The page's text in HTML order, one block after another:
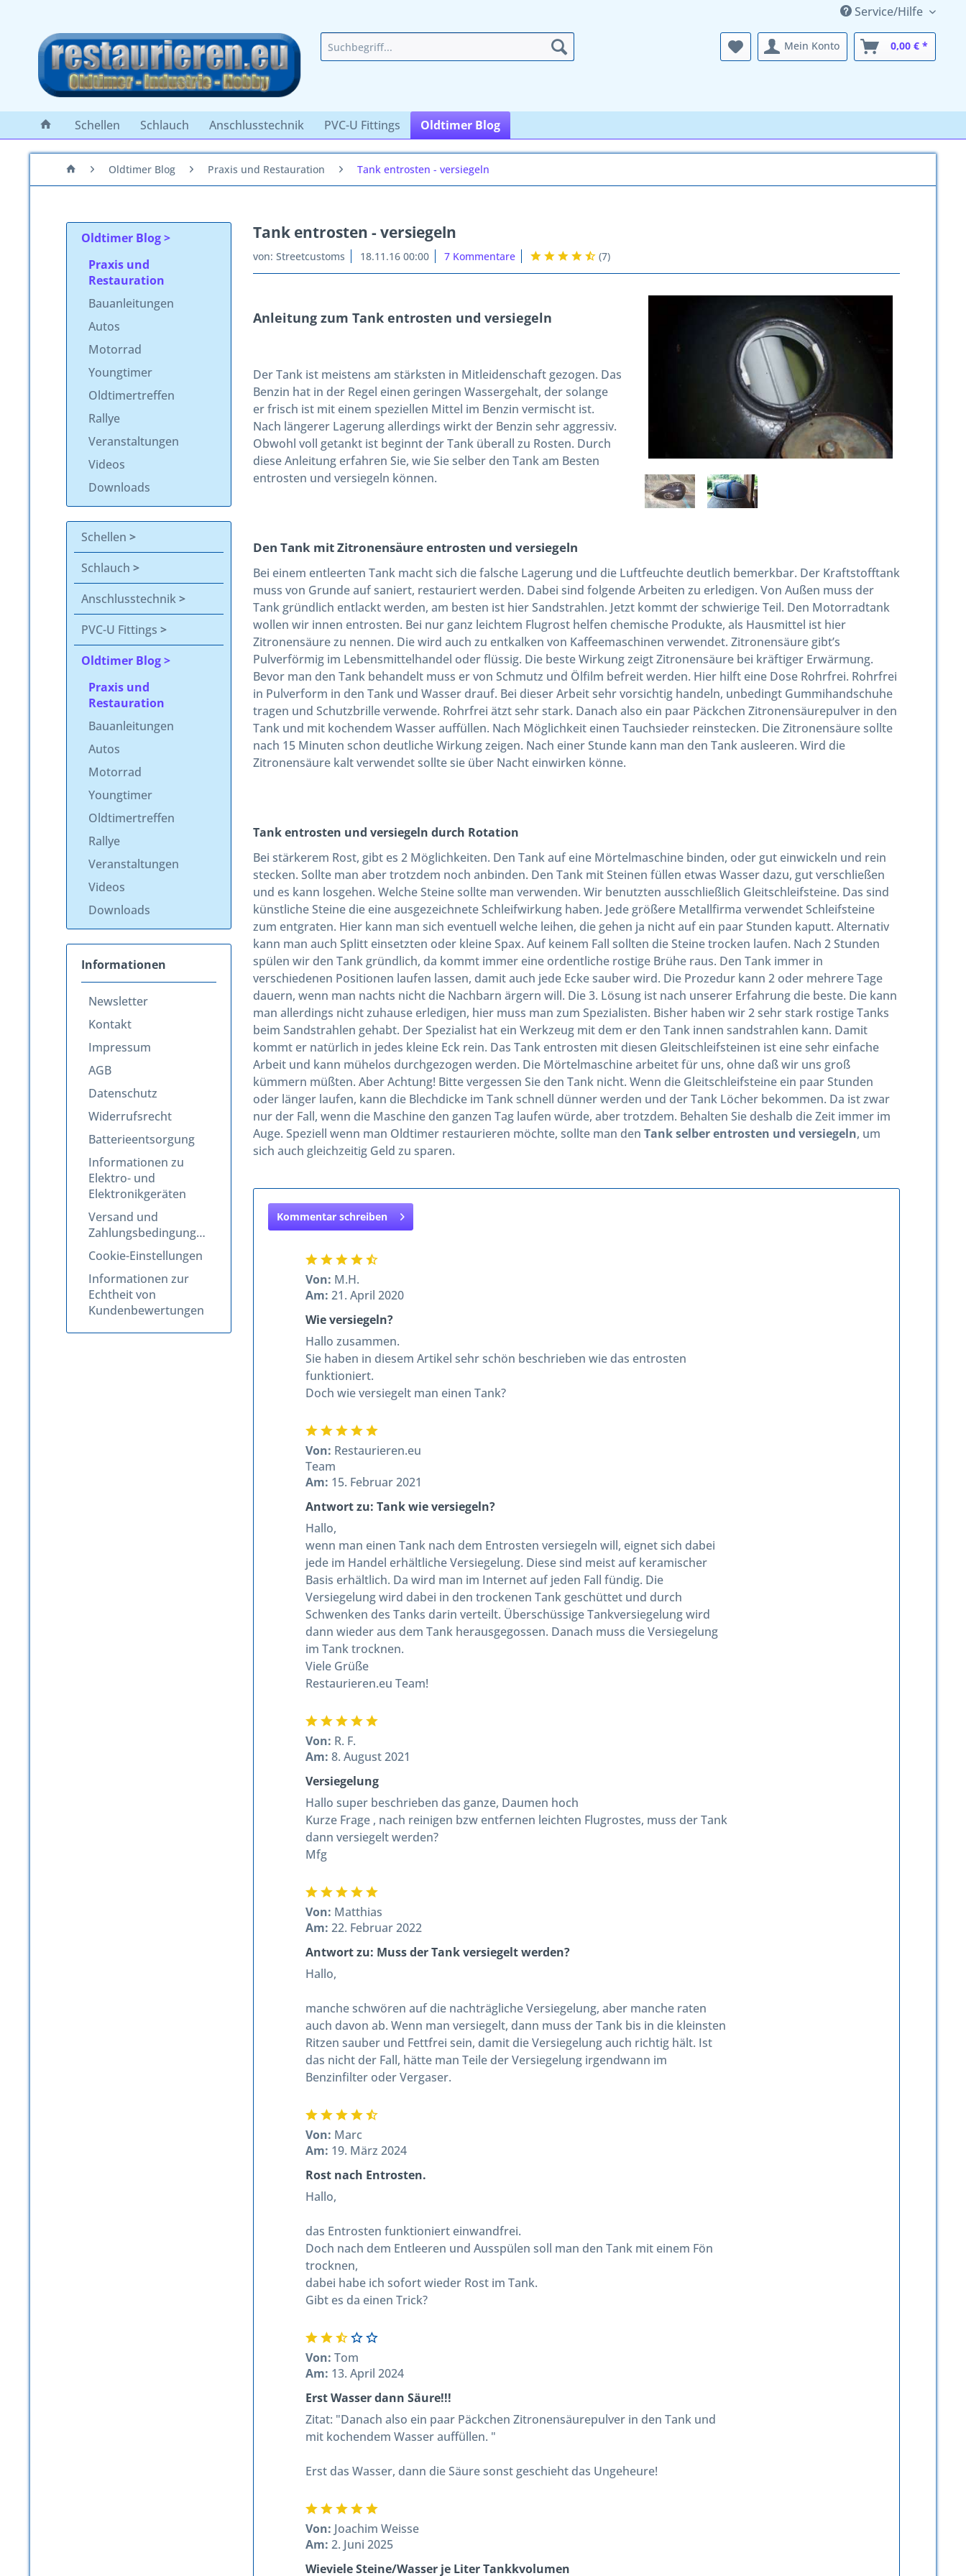
Service/Hilfe
Mein Konto 0,00 € *
Schellen Schlauch Anschlusstechnik PVC-U Fittings Oldtimer Blog
Oldtimer Blog Praxis und Restauration Tank entrosten - versiegeln
Oldtimer Blog
Praxis und
Restauration
Bauanleitungen
Autos
Motorrad
Youngtimer
Oldtimertreffen
Rallye
Veranstaltungen
Videos
Downloads
Schellen
Schlauch
Anschlusstechnik
PVC-U Fittings
Oldtimer Blog
Praxis und
Restauration
Bauanleitungen
Autos
Motorrad
Youngtimer
Oldtimertreffen
Rallye
Veranstaltungen
Videos
Downloads
Informationen
Newsletter
Kontakt
Impressum
AGB
Datenschutz
Widerrufsrecht
Batterieentsorgung
Informationen zu
Elektro- und
Elektronikgeräten
Versand und
Zahlungsbedingungen
Cookie-Einstellungen
Informationen zur
Echtheit von
Kundenbewertungen
Tank entrosten - versiegeln
von: Streetcustoms 18.11.16 00:00 7 Kommentare (7)
Anleitung zum Tank entrosten und versiegeln
Der Tank ist meistens am stärksten in Mitleidenschaft gezogen. Das
Benzin hat in der Regel einen geringen Wassergehalt, der solange
er frisch ist mit einem speziellen Mittel im Benzin vermischt ist.
Nach längerer Lagerung allerdings wirkt der Benzin sehr aggressiv.
Obwohl voll getankt ist beginnt der Tank überall zu Rosten. Durch
diese Anleitung erfahren Sie, wie Sie selber den Tank am Besten
entrosten und versiegeln können.
Den Tank mit Zitronensäure entrosten und versiegeln
Bei einem entleerten Tank macht sich die falsche Lagerung und die Luftfeuchte deutlich bemerkbar. Der Kraftstofftank
muss von Grunde auf saniert, restauriert werden. Dabei sind folgende Arbeiten zu erledigen. Von Außen muss der
Tank gründlich entlackt werden, am besten ist hier Sandstrahlen. Jetzt kommt der schwierige Teil. Den Motorradtank
wollen wir innen entrosten. Bei nur ganz leichtem Flugrost helfen chemische Produkte, als Hausmittel ist hier
Zitronensäure zu nennen. Die wird auch zu entkalken von Kaffeemaschinen verwendet. Zitronensäure gibt’s
Pulverförmig im Lebensmittelhandel oder flüssig. Die beste Wirkung zeigt Zitronensäure bei kräftiger Erwärmung.
Bevor man den Tank behandelt muss er von Schmutz und Ölfilm befreit werden. Hier hilft eine Dose Rohrfrei. Rohrfrei
in Pulverform in den Tank und Wasser drauf. Bei dieser Arbeit sehr vorsichtig handeln, unbedingt Gummihandschuhe
tragen und Schutzbrille verwende. Rohrfrei ätzt sehr stark. Danach also ein paar Päckchen Zitronensäurepulver in den
Tank und mit kochendem Wasser auffüllen. Nach Möglichkeit einen Tauchsieder reinstecken. Die Zitronensäure sollte
nach 15 Minuten schon deutliche Wirkung zeigen. Nach einer Stunde kann man den Tank ausleeren. Wird die
Zitronensäure kalt verwendet sollte sie über Nacht einwirken könne.
Tank entrosten und versiegeln durch Rotation
Bei stärkerem Rost, gibt es 2 Möglichkeiten. Den Tank auf eine Mörtelmaschine binden, oder gut einwickeln und rein
stecken. Sollte man aber trotzdem noch anbinden. Den Tank mit Steinen füllen etwas Wasser dazu, gut verschließen
und es kann losgehen. Welche Steine sollte man verwenden. Wir benutzten ausschließlich Gleitschleifsteine. Das sind
künstliche Steine die eine ausgezeichnete Schleifwirkung haben. Jede größere Metallfirma verwendet Schleifsteine
zum entgraten. Hier kann man sich eventuell welche leihen, die gehen ja nicht auf ein paar Stunden kaputt. Alternativ
kann man auch Splitt einsetzten oder kleine Spax. Auf keinem Fall sollten die Steine trocken laufen. Nach 2 Stunden
spülen wir den Tank gründlich, da kommt immer eine ordentliche rostige Brühe raus. Den Tank immer in
verschiedenen Positionen laufen lassen, damit auch jede Ecke sauber wird. Die Prozedur kann 2 oder mehrere Tage
dauern, wenn man nachts nicht die Nachbarn ärgern will. Die 3. Lösung ist nach unserer Erfahrung die beste. Die kann
man allerdings nicht zuhause erledigen, hier muss man zum Spezialisten. Bisher haben wir 2 sehr stark rostige Tanks
beim Sandstrahlen gehabt. Der Spezialist hat ein Werkzeug mit dem er den Tank innen sandstrahlen kann. Damit
kommt er natürlich in jedes kleine Eck rein. Das Tank entrosten mit diesen Gleitschleifsteinen ist eine sehr einfache
Arbeit und kann mühelos durchgezogen werden. Die Mörtelmaschine arbeitet für uns, ohne daß wir uns groß
kümmern müßten. Aber Achtung! Bitte vergessen Sie den Tank nicht. Wenn die Gleitschleifsteine ein paar Stunden
oder länger laufen, kann die Blechdicke im Tank schnell dünner werden und der Tank Löcher bekommen. Da ist zwar
nur der Fall, wenn die Maschine den ganzen Tag laufen würde, aber trotzdem. Behalten Sie deshalb die Zeit immer im
Auge. Speziell wenn man Oldtimer restaurieren möchte, sollte man den Tank selber entrosten und versiegeln, um
sich auch gleichzeitig Geld zu sparen.
Kommentar schreiben
Von: M.H.
Am: 21. April 2020
Wie versiegeln?
Hallo zusammen.
Sie haben in diesem Artikel sehr schön beschrieben wie das entrosten
funktioniert.
Doch wie versiegelt man einen Tank?
Von: Restaurieren.eu
Team
Am: 15. Februar 2021
Antwort zu: Tank wie versiegeln?
Hallo,
wenn man einen Tank nach dem Entrosten versiegeln will, eignet sich dabei
jede im Handel erhältliche Versiegelung. Diese sind meist auf keramischer
Basis erhältlich. Da wird man im Internet auf jeden Fall fündig. Die
Versiegelung wird dabei in den trockenen Tank geschüttet und durch
Schwenken des Tanks darin verteilt. Überschüssige Tankversiegelung wird
dann wieder aus dem Tank herausgegossen. Danach muss die Versiegelung
im Tank trocknen.
Viele Grüße
Restaurieren.eu Team!
Von: R. F.
Am: 8. August 2021
Versiegelung
Hallo super beschrieben das ganze, Daumen hoch
Kurze Frage , nach reinigen bzw entfernen leichten Flugrostes, muss der Tank
dann versiegelt werden?
Mfg
Von: Matthias
Am: 22. Februar 2022
Antwort zu: Muss der Tank versiegelt werden?
Hallo,
manche schwören auf die nachträgliche Versiegelung, aber manche raten
auch davon ab. Wenn man versiegelt, dann muss der Tank bis in die kleinsten
Ritzen sauber und Fettfrei sein, damit die Versiegelung auch richtig hält. Ist
das nicht der Fall, hätte man Teile der Versiegelung irgendwann im
Benzinfilter oder Vergaser.
Von: Marc
Am: 19. März 2024
Rost nach Entrosten.
Hallo,
das Entrosten funktioniert einwandfrei.
Doch nach dem Entleeren und Ausspülen soll man den Tank mit einem Fön
trocknen,
dabei habe ich sofort wieder Rost im Tank.
Gibt es da einen Trick?
Von: Tom
Am: 13. April 2024
Erst Wasser dann Säure!!!
Zitat: "Danach also ein paar Päckchen Zitronensäurepulver in den Tank und
mit kochendem Wasser auffüllen. "
Erst das Wasser, dann die Säure sonst geschieht das Ungeheure!
Von: Joachim Weisse
Am: 2. Juni 2025
Wieviele Steine/Wasser je Liter Tankkvolumen